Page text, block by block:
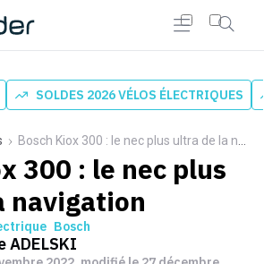
SOLDES 2026 VÉLOS ÉLECTRIQUES
Bosch Kiox 300 : le nec plus ultra de la navigation
300 : le nec plus
navigation
Bosch
ADELSKI